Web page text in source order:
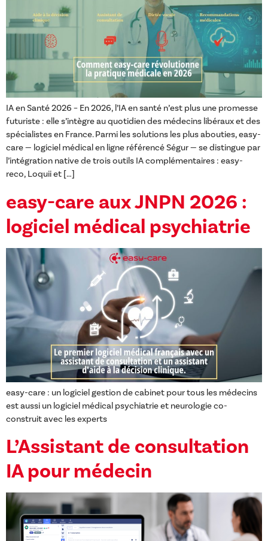
IA en Santé 2026 – En 2026, l’IA en santé n’est plus une promesse
futuriste : elle s’intègre au quotidien des médecins libéraux et des
spécialistes en France. Parmi les solutions les plus abouties, easy-
care — logiciel médical en ligne référencé Ségur — se distingue par
l’intégration native de trois outils IA complémentaires : easy-
reco, Loquii et […]
easy-care aux JNPN 2026 :
logiciel médical psychiatrie
easy-care : un logiciel gestion de cabinet pour tous les médecins
est aussi un logiciel médical psychiatrie et neurologie co-
construit avec les experts
L’Assistant de consultation
IA pour médecin